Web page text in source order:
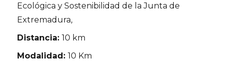
Ecológica y Sostenibilidad de la Junta de
Extremadura,
Distancia:10 km
Modalidad:10 Km